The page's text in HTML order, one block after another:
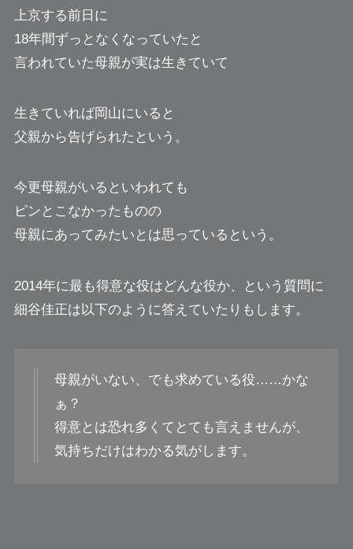
上京する前日に
18年間ずっとなくなっていたと
言われていた母親が実は生きていて
生きていれば岡山にいると
父親から告げられたという。
今更母親がいるといわれても
ピンとこなかったものの
母親にあってみたいとは思っているという。
2014年に最も得意な役はどんな役か、という質問に
細谷佳正は以下のように答えていたりもします。
母親がいない、でも求めている役……かな
ぁ？
得意とは恐れ多くてとても言えませんが、
気持ちだけはわかる気がします。